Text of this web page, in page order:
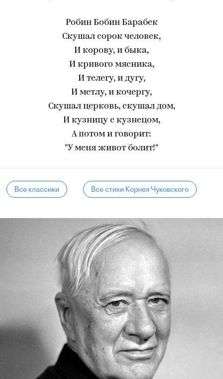
Робин Бобин Барабек
Скушал сорок человек,
И корову, и быка,
И кривого мясника,
И телегу, и дугу,
И метлу, и кочергу,
Скушал церковь, скушал дом,
И кузницу с кузнецом,
А потом и говорит:
"У меня живот болит!"
Все классики Все стихи Корнея Чуковского